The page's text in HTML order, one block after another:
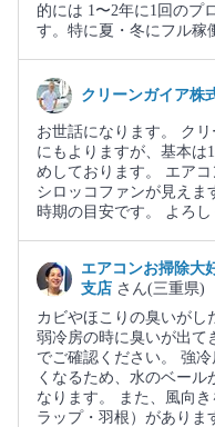
的には 1〜2年に1回のプ
す。特に夏・冬にフル稼
クリーンガイア株
お世話になります。 ク
にもよりますが、基本は
めしております。 エアコ
シロッコファンが見えま
時期の目安です。 よろし
エアコンお掃除大
支店 さん(三重県)
カビやほこりの臭いがし
弱冷房の時に臭いが出て
でご確認ください。 強
くなるため、水のベール
なります。 また、風向
ラップ・羽根）がありま